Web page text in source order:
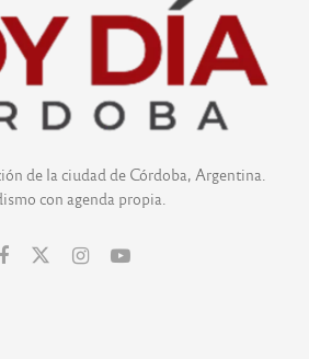
de la ciudad de Córdoba, Argentina.
con agenda propia.